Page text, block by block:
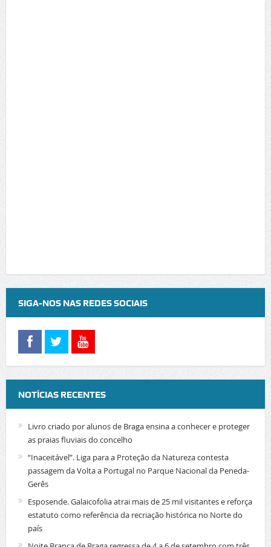
SIGA-NOS NAS REDES SOCIAIS
NOTÍCIAS RECENTES
Livro criado por alunos de Braga ensina a conhecer e proteger
as praias fluviais do concelho
“Inaceitável”. Liga para a Proteção da Natureza contesta
passagem da Volta a Portugal no Parque Nacional da Peneda-
Gerês
Esposende. Galaicofolia atrai mais de 25 mil visitantes e reforça
estatuto como referência da recriação histórica no Norte do
país